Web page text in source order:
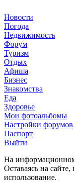
Новости
Погода
Недвижимость
Форум
Туризм
Отдых
Афиша
Бизнес
Знакомства
Еда
Здоровье
Мои фотоальбомы
Настройки форумов
Паспорт
Выйти
На
Оставаясь на
использование.